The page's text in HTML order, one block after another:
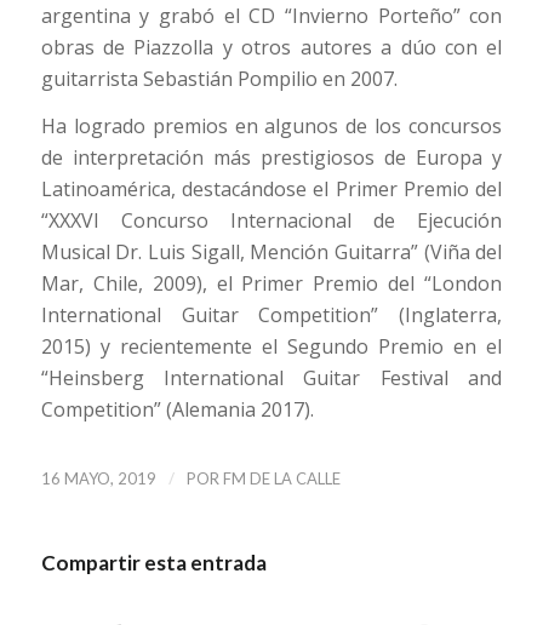
argentina y grabó el CD “Invierno Porteño” con
obras de Piazzolla y otros autores a dúo con el
guitarrista Sebastián Pompilio en 2007.
Ha logrado premios en algunos de los concursos
de interpretación más prestigiosos de Europa y
Latinoamérica, destacándose el Primer Premio del
“XXXVI Concurso Internacional de Ejecución
Musical Dr. Luis Sigall, Mención Guitarra” (Viña del
Mar, Chile, 2009), el Primer Premio del “London
International Guitar Competition” (Inglaterra,
2015) y recientemente el Segundo Premio en el
“Heinsberg International Guitar Festival and
Competition” (Alemania 2017).
16 MAYO, 2019 / POR FM DE LA CALLE
Compartir esta entrada